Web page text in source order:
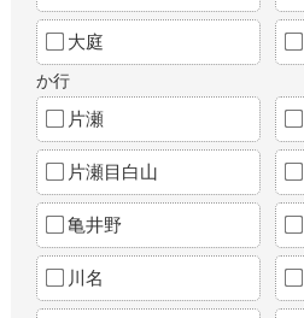
大庭
か行
片瀬
片瀬目白山
亀井野
川名